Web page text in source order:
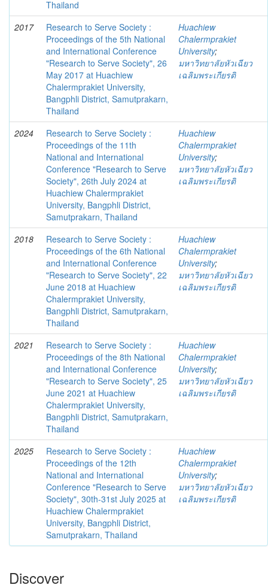
Thailand
2017
Research to Serve Society :
Proceedings of the 5th National
and International Conference
"Research to Serve Society", 26
May 2017 at Huachiew
Chalermprakiet University,
Bangphli District, Samutprakarn,
Thailand
Huachiew
Chalermprakiet
University;
มหาวิทยาลัยหัวเฉียว
เฉลิมพระเกียรติ
2024
Research to Serve Society :
Proceedings of the 11th
National and International
Conference "Research to Serve
Society", 26th July 2024 at
Huachiew Chalermprakiet
University, Bangphli District,
Samutprakarn, Thailand
Huachiew
Chalermprakiet
University;
มหาวิทยาลัยหัวเฉียว
เฉลิมพระเกียรติ
2018
Research to Serve Society :
Proceedings of the 6th National
and International Conference
"Research to Serve Society", 22
June 2018 at Huachiew
Chalermprakiet University,
Bangphli District, Samutprakarn,
Thailand
Huachiew
Chalermprakiet
University;
มหาวิทยาลัยหัวเฉียว
เฉลิมพระเกียรติ
2021
Research to Serve Society :
Proceedings of the 8th National
and International Conference
"Research to Serve Society", 25
June 2021 at Huachiew
Chalermprakiet University,
Bangphli District, Samutprakarn,
Thailand
Huachiew
Chalermprakiet
University;
มหาวิทยาลัยหัวเฉียว
เฉลิมพระเกียรติ
2025
Research to Serve Society :
Proceedings of the 12th
National and International
Conference "Research to Serve
Society", 30th-31st July 2025 at
Huachiew Chalermprakiet
University, Bangphli District,
Samutprakarn, Thailand
Huachiew
Chalermprakiet
University;
มหาวิทยาลัยหัวเฉียว
เฉลิมพระเกียรติ
Discover